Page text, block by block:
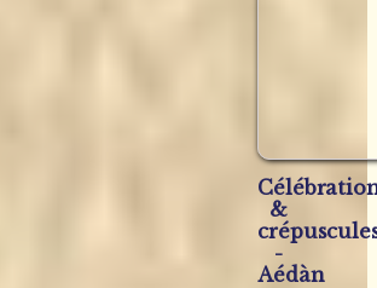
&
-
Aédàn